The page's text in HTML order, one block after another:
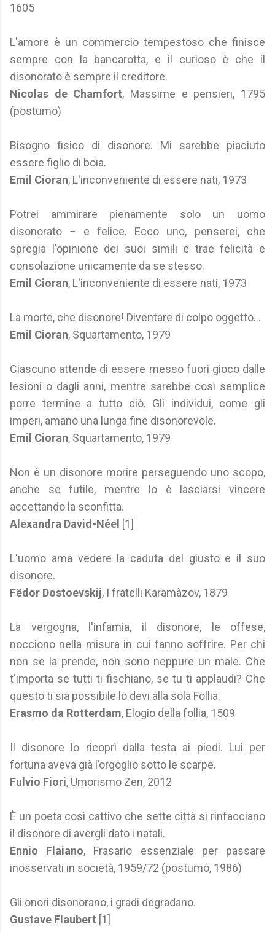
1605
L'amore è un commercio tempestoso che finisce
sempre con la bancarotta, e il curioso è che il
disonorato è sempre il creditore.
Nicolas de Chamfort, Massime e pensieri, 1795
(postumo)
Bisogno fisico di disonore. Mi sarebbe piaciuto
essere figlio di boia.
Emil Cioran, L'inconveniente di essere nati, 1973
Potrei ammirare pienamente solo un uomo
disonorato − e felice. Ecco uno, penserei, che
spregia l'opinione dei suoi simili e trae felicità e
consolazione unicamente da se stesso.
Emil Cioran, L'inconveniente di essere nati, 1973
La morte, che disonore! Diventare di colpo oggetto...
Emil Cioran, Squartamento, 1979
Ciascuno attende di essere messo fuori gioco dalle
lesioni o dagli anni, mentre sarebbe così semplice
porre termine a tutto ciò. Gli individui, come gli
imperi, amano una lunga fine disonorevole.
Emil Cioran, Squartamento, 1979
Non è un disonore morire perseguendo uno scopo,
anche se futile, mentre lo è lasciarsi vincere
accettando la sconfitta.
Alexandra David-Néel [1]
L'uomo ama vedere la caduta del giusto e il suo
disonore.
Fëdor Dostoevskij, I fratelli Karamàzov, 1879
La vergogna, l'infamia, il disonore, le offese,
nocciono nella misura in cui fanno soffrire. Per chi
non se la prende, non sono neppure un male. Che
t'importa se tutti ti fischiano, se tu ti applaudi? Che
questo ti sia possibile lo devi alla sola Follia.
Erasmo da Rotterdam, Elogio della follia, 1509
Il disonore lo ricoprì dalla testa ai piedi. Lui per
fortuna aveva già l’orgoglio sotto le scarpe.
Fulvio Fiori, Umorismo Zen, 2012
È un poeta così cattivo che sette città si rinfacciano
il disonore di avergli dato i natali.
Ennio Flaiano, Frasario essenziale per passare
inosservati in società, 1959/72 (postumo, 1986)
Gli onori disonorano, i gradi degradano.
Gustave Flaubert [1]